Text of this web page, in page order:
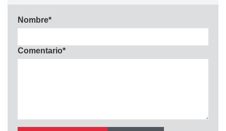
Nombre*
Comentario*